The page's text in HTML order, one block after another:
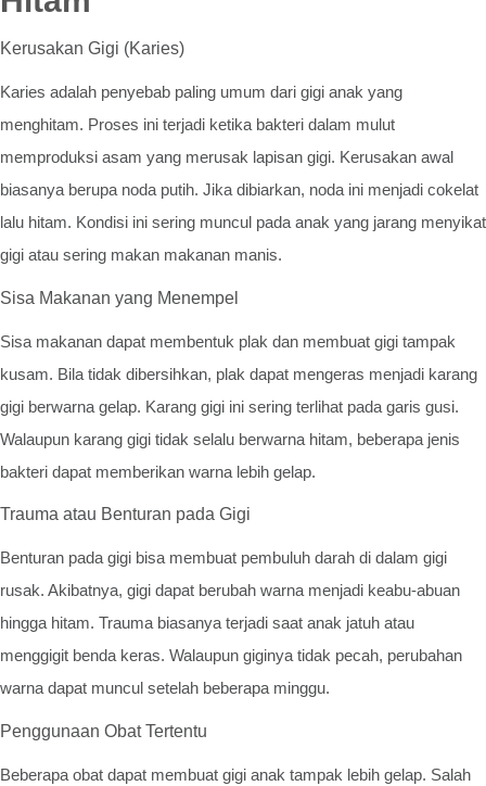
Kerusakan Gigi (Karies)
Karies adalah penyebab paling umum dari gigi anak yang
menghitam. Proses ini terjadi ketika bakteri dalam mulut
memproduksi asam yang merusak lapisan gigi. Kerusakan awal
biasanya berupa noda putih. Jika dibiarkan, noda ini menjadi cokelat
lalu hitam. Kondisi ini sering muncul pada anak yang jarang menyikat
gigi atau sering makan makanan manis.
Sisa Makanan yang Menempel
Sisa makanan dapat membentuk plak dan membuat gigi tampak
kusam. Bila tidak dibersihkan, plak dapat mengeras menjadi karang
gigi berwarna gelap. Karang gigi ini sering terlihat pada garis gusi.
Walaupun karang gigi tidak selalu berwarna hitam, beberapa jenis
bakteri dapat memberikan warna lebih gelap.
Trauma atau Benturan pada Gigi
Benturan pada gigi bisa membuat pembuluh darah di dalam gigi
rusak. Akibatnya, gigi dapat berubah warna menjadi keabu-abuan
hingga hitam. Trauma biasanya terjadi saat anak jatuh atau
menggigit benda keras. Walaupun giginya tidak pecah, perubahan
warna dapat muncul setelah beberapa minggu.
Penggunaan Obat Tertentu
Beberapa obat dapat membuat gigi anak tampak lebih gelap. Salah